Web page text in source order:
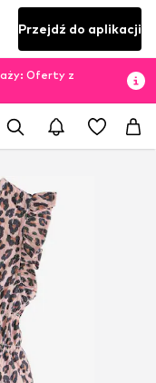
Przejdź do aplikacji
Oferty z